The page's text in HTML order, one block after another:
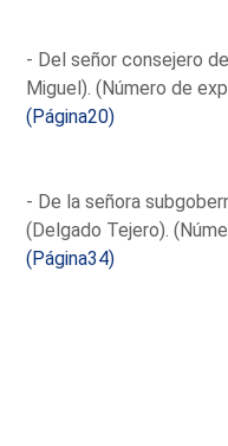
- Del señor consejero
Miguel). (Número de
(Página20)
- De la señora
(Delgado Tejero).
(Página34)